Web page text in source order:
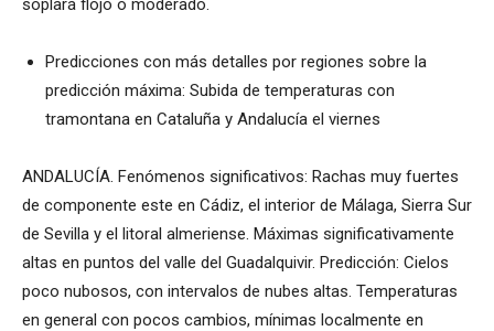
soplará flojo o moderado.
Predicciones con más detalles por regiones sobre la
predicción máxima: Subida de temperaturas con
tramontana en Cataluña y Andalucía el viernes
ANDALUCÍA. Fenómenos significativos: Rachas muy fuertes
de componente este en Cádiz, el interior de Málaga, Sierra Sur
de Sevilla y el litoral almeriense. Máximas significativamente
altas en puntos del valle del Guadalquivir. Predicción: Cielos
poco nubosos, con intervalos de nubes altas. Temperaturas
en general con pocos cambios, mínimas localmente en